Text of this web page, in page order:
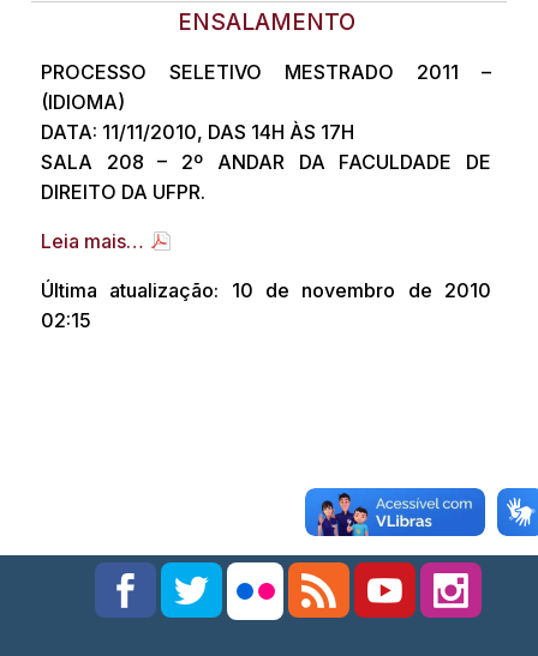
ENSALAMENTO
PROCESSO SELETIVO MESTRADO 2011 –
(IDIOMA)
DATA: 11/11/2010, DAS 14H ÀS 17H
SALA 208 – 2º ANDAR DA FACULDADE DE
DIREITO DA UFPR.
Leia mais…
Última atualização: 10 de novembro de 2010
02:15